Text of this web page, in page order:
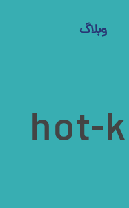
وبلاگ
hot-